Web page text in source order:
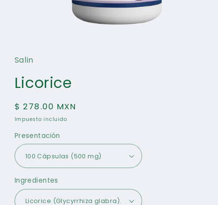
1
en
ventana
modal
Salin
Licorice
Precio
habitual
$ 278.00 MXN
Impuesto incluido.
Presentación
Ingredientes